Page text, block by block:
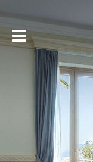
Nur mit